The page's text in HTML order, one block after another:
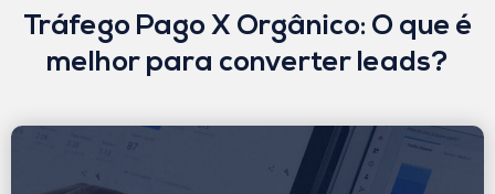
Tráfego Pago X Orgânico: O que é
melhor para converter leads?